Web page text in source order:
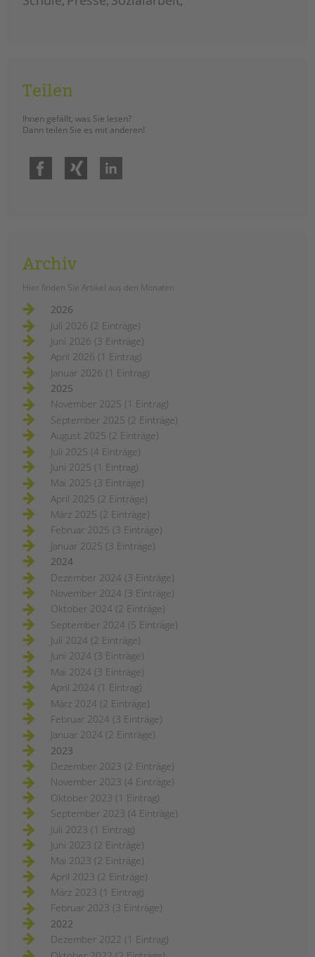
Teilen
Ihnen gefällt, was Sie lesen?
Dann teilen Sie es mit anderen!
Facebook
Archiv
Hier finden Sie Artikel aus den Monaten
2026
Juli 2026 (2 Einträge)
Juni 2026 (3 Einträge)
April 2026 (1 Eintrag)
Januar 2026 (1 Eintrag)
2025
November 2025 (1 Eintrag)
September 2025 (2 Einträge)
August 2025 (2 Einträge)
Juli 2025 (4 Einträge)
Juni 2025 (1 Eintrag)
Mai 2025 (3 Einträge)
April 2025 (2 Einträge)
März 2025 (2 Einträge)
Februar 2025 (3 Einträge)
Januar 2025 (3 Einträge)
2024
Dezember 2024 (3 Einträge)
November 2024 (3 Einträge)
Oktober 2024 (2 Einträge)
September 2024 (5 Einträge)
Juli 2024 (2 Einträge)
Juni 2024 (3 Einträge)
Mai 2024 (3 Einträge)
April 2024 (1 Eintrag)
März 2024 (2 Einträge)
Februar 2024 (3 Einträge)
Januar 2024 (2 Einträge)
2023
Dezember 2023 (2 Einträge)
November 2023 (4 Einträge)
Oktober 2023 (1 Eintrag)
September 2023 (4 Einträge)
Juli 2023 (1 Eintrag)
Juni 2023 (2 Einträge)
Mai 2023 (2 Einträge)
April 2023 (2 Einträge)
März 2023 (1 Eintrag)
Februar 2023 (3 Einträge)
2022
Dezember 2022 (1 Eintrag)